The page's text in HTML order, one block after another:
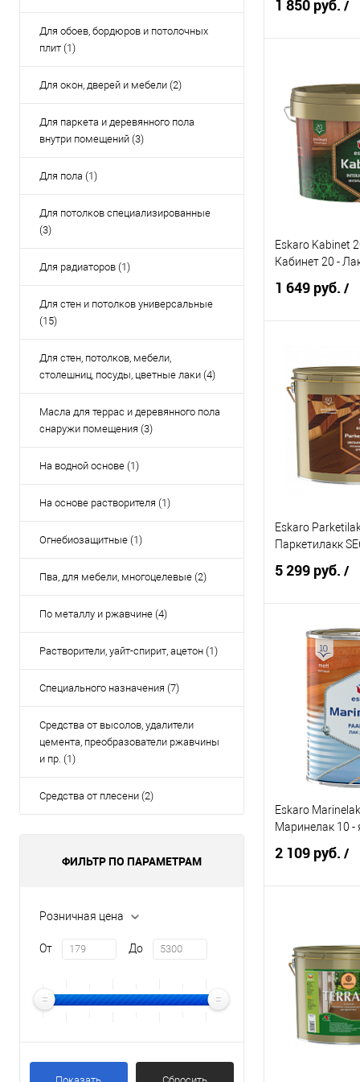
Для обоев, бордюров и потолочных
плит (1)
Для окон, дверей и мебели (2)
Для паркета и деревянного пола
внутри помещений (3)
Для пола (1)
Для потолков специализированные
(3)
Для радиаторов (1)
Для стен и потолков универсальные
(15)
Для стен, потолков, мебели,
столешниц, посуды, цветные лаки (4)
Масла для террас и деревянного пола
снаружи помещения (3)
На водной основе (1)
На основе растворителя (1)
Огнебиозащитные (1)
Пва, для мебели, многоцелевые (2)
По металлу и ржавчине (4)
Растворители, уайт-спирит, ацетон (1)
Специального назначения (7)
Средства от высолов, удалители
цемента, преобразователи ржавчины
и пр. (1)
Средства от плесени (2)
ФИЛЬТР ПО ПАРАМЕТРАМ
Розничная цена
От До
1 850 руб. /
Купить в 1 клик
В избранное
Элемент
Eskaro Akrit
База:
светлые цвета)
2 (матовая)
Eskaro Kabinet
Кабинет 20 -
1 649 руб. /
Купить в 1
В избранное
Элемент
Eskaro Kabinet
0.95 л
Eskaro
Паркетилакк
5 299 руб. /
Купить в 1
В избранное
Элемент
Eskaro
Эскаро
Объём:
2,5 л
Eskaro
Маринелак 10 -
2 109 руб. /
Купить в 1
В избранное
Элемент
Eskaro